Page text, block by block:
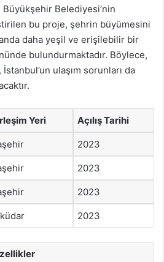
Büyükşehir Belediyesi’nin
bu proje, şehrin büyümesini
daha yeşil ve erişilebilir bir
bulundurmaktadır. Böylece,
ulaşım sorunları da
Yeri Açılış Tarihi
2023
2023
2023
2023